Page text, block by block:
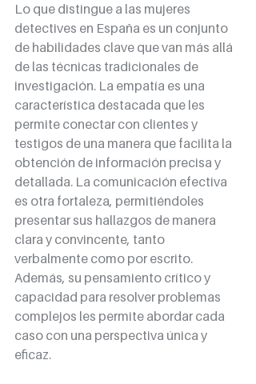
Lo que distingue a las mujeres
detectives en España es un conjunto
de habilidades clave que van más allá
de las técnicas tradicionales de
investigación. La empatía es una
característica destacada que les
permite conectar con clientes y
testigos de una manera que facilita la
obtención de información precisa y
detallada. La comunicación efectiva
es otra fortaleza, permitiéndoles
presentar sus hallazgos de manera
clara y convincente, tanto
verbalmente como por escrito.
Además, su pensamiento crítico y
capacidad para resolver problemas
complejos les permite abordar cada
caso con una perspectiva única y
eficaz.